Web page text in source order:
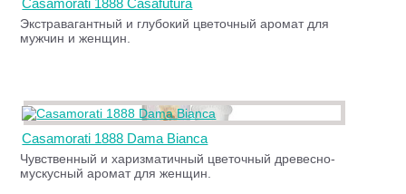
Casamorati 1888 Casafutura
Экстравагантный и глубокий цветочный аромат для
мужчин и женщин.
Casamorati 1888 Dama Bianca
Чувственный и харизматичный цветочный древесно-
мускусный аромат для женщин.